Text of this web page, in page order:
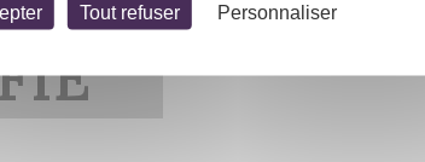
Tout refuser Personnaliser